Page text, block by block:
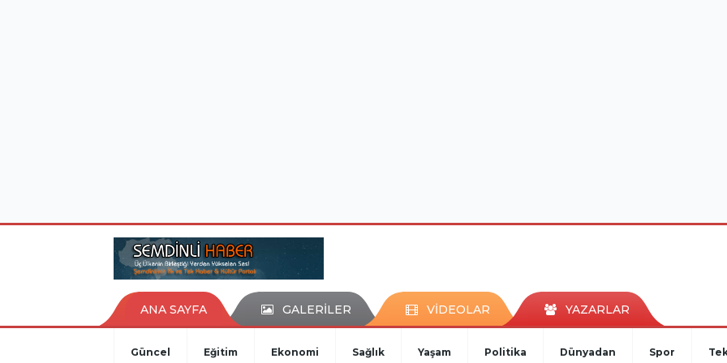
ANA SAYFA GALERİLER VİDEOLAR YAZARLAR
Güncel Eğitim Ekonomi Sağlık Yaşam Politika Dünyadan Spor